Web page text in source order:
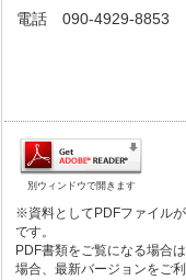
電話 090-4929-8853
別ウィンドウで開きます
※資料としてPDFファイル
です。
PDF書類をご覧になる場合
場合、最新バージョンをご利